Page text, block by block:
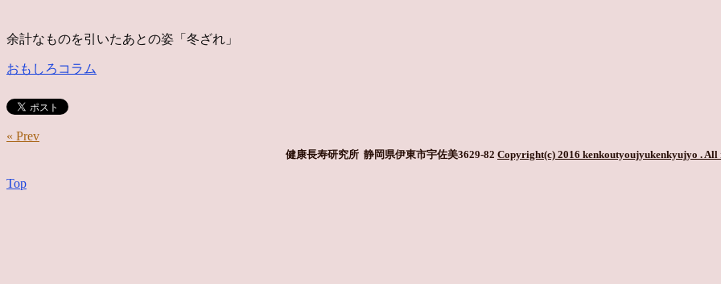
余計なものを引いたあとの姿「冬ざれ」
おもしろコラム
« Prev
健康長寿研究所 静岡県伊東市宇佐美3629-82 Copyright(c) 2016 kenkoutyoujyukenkyujyo . All
Top